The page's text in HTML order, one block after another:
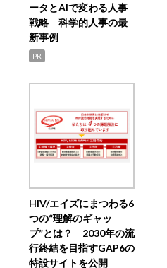
ータとAIで変わる人事
戦略 科学的人事の最
新事例
PR
HIV/エイズにまつわる6
つの“理解のギャッ
プ”とは？ 2030年の流
行終結を目指すGAP6の
特設サイトを公開